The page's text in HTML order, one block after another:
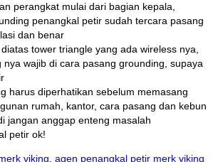
perangkat mulai dari bagian kepala,
penangkal petir sudah tercara pasang
dan benar
tower triangle yang ada wireless nya,
nya wajib di cara pasang grounding, supaya
harus diperhatikan sebelum memasang
rumah, kantor, cara pasang dan kebun
jangan anggap enteng masalah
petir ok!
viking, agen penangkal petir merk viking